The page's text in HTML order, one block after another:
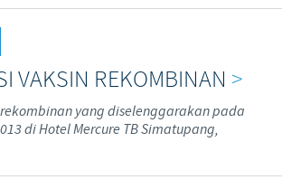
VAKSIN REKOMBINAN >
yang diselenggarakan pada
di Hotel Mercure TB Simatupang,